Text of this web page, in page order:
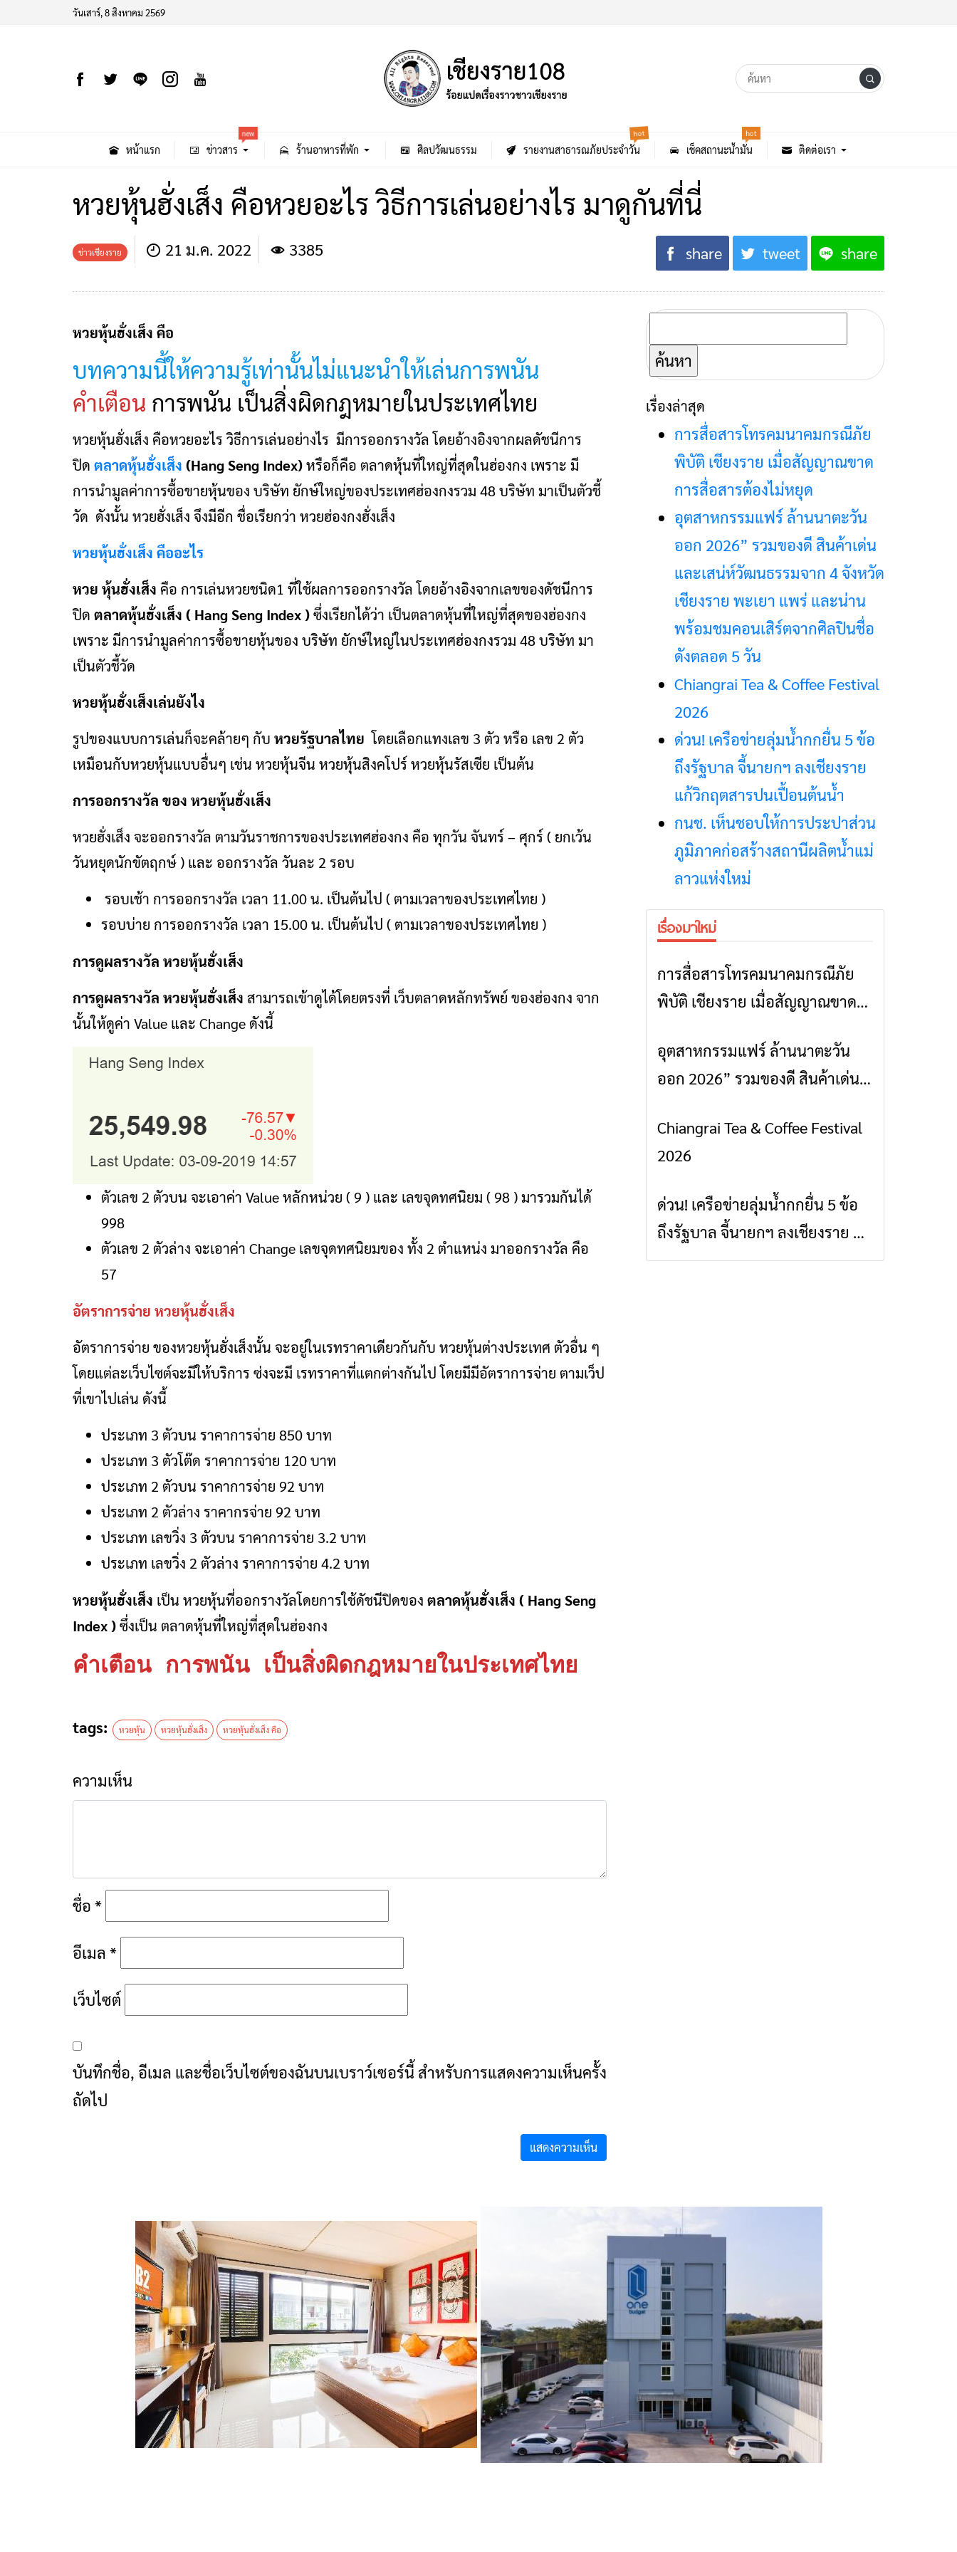
วันเสาร์, 8 สิงหาคม 2569
หน้าแรก ข่าวสาร
new
ร้านอาหารที่พัก ศิลปวัฒนธรรม รายงานสาธารณภัยประจำวัน
hot
เช็คสถานะน้ำมัน
hot
ติดต่อเรา
หวยหุ้นฮั่งเส็ง คือหวยอะไร วิธีการเล่นอย่างไร มาดูกันที่นี่
ข่าวเชียงราย 21 ม.ค. 2022 3385 share tweet share
หวยหุ้นฮั่งเส็ง คือ
บทความนี้ให้ความรู้เท่านั้นไม่แนะนำให้เล่นการพนัน
คำเตือน การพนัน เป็นสิ่งผิดกฎหมายในประเทศไทย
หวยหุ้นฮั่งเส็ง คือหวยอะไร วิธีการเล่นอย่างไร มีการออกรางวัล โดยอ้างอิงจากผลดัชนีการ
ปิด ตลาดหุ้นฮั่งเส็ง (Hang Seng Index)หรือก็คือ ตลาดหุ้นที่ใหญ่ที่สุดในฮ่องกง เพราะ มี
การนำมูลค่าการซื้อขายหุ้นของ บริษัท ยักษ์ใหญ่ของประเทศฮ่องกงรวม 48 บริษัท มาเป็นตัวชี้
วัด ดังนั้น หวยฮั่งเส็ง จึงมีอีก ชื่อเรียกว่า หวยฮ่องกงฮั่งเส็ง
หวยหุ้นฮั่งเส็ง คืออะไร
หวย หุ้นฮั่งเส็ง คือ การเล่นหวยชนิด1 ที่ใช้ผลการออกรางวัล โดยอ้างอิงจากเลขของดัชนีการ
ปิด ตลาดหุ้นฮั่งเส็ง ( Hang Seng Index )ซึ่งเรียกได้ว่า เป็นตลาดหุ้นที่ใหญ่ที่สุดของฮ่องกง
เพราะ มีการนำมูลค่าการซื้อขายหุ้นของ บริษัท ยักษ์ใหญ่ในประเทศฮ่องกงรวม 48 บริษัท มา
เป็นตัวชี้วัด
หวยหุ้นฮั่งเส็งเล่นยังไง
รูปของแบบการเล่นก็จะคล้ายๆ กับ หวยรัฐบาลไทย โดยเลือกแทงเลข 3 ตัว หรือ เลข 2 ตัว
เหมือนกับหวยหุ้นแบบอื่นๆ เช่น หวยหุ้นจีน หวยหุ้นสิงคโปร์ หวยหุ้นรัสเซีย เป็นต้น
การออกรางวัล ของ หวยหุ้นฮั่งเส็ง
หวยฮั่งเส็ง จะออกรางวัล ตามวันราชการของประเทศฮ่องกง คือ ทุกวัน จันทร์ – ศุกร์ ( ยกเว้น
วันหยุดนักขัตฤกษ์ ) และ ออกรางวัล วันละ 2 รอบ
รอบเช้า การออกรางวัล เวลา 11.00 น. เป็นต้นไป ( ตามเวลาของประเทศไทย )
รอบบ่าย การออกรางวัล เวลา 15.00 น. เป็นต้นไป ( ตามเวลาของประเทศไทย )
การดูผลรางวัล หวยหุ้นฮั่งเส็ง
การดูผลรางวัล หวยหุ้นฮั่งเส็ง สามารถเข้าดูได้โดยตรงที่ เว็บตลาดหลักทรัพย์ ของฮ่องกง จาก
นั้นให้ดูค่า Value และ Change ดังนี้
ตัวเลข 2 ตัวบน จะเอาค่า Value หลักหน่วย ( 9 ) และ เลขจุดทศนิยม ( 98 ) มารวมกันได้
998
ตัวเลข 2 ตัวล่าง จะเอาค่า Change เลขจุดทศนิยมของ ทั้ง 2 ตำแหน่ง มาออกรางวัล คือ
57
อัตราการจ่าย หวยหุ้นฮั่งเส็ง
อัตราการจ่าย ของหวยหุ้นฮั่งเส็งนั้น จะอยู่ในเรทราคาเดียวกันกับ หวยหุ้นต่างประเทศ ตัวอื่น ๆ
โดยแต่ละเว็บไซต์จะมีให้บริการ ซ่งจะมี เรทราคาที่แตกต่างกันไป โดยมีมีอัตราการจ่าย ตามเว็ป
ที่เขาไปเล่น ดังนี้
ประเภท 3 ตัวบน ราคาการจ่าย 850 บาท
ประเภท 3 ตัวโต๊ด ราคาการจ่าย 120 บาท
ประเภท 2 ตัวบน ราคาการจ่าย 92 บาท
ประเภท 2 ตัวล่าง ราคากรจ่าย 92 บาท
ประเภท เลขวิ่ง 3 ตัวบน ราคาการจ่าย 3.2 บาท
ประเภท เลขวิ่ง 2 ตัวล่าง ราคาการจ่าย 4.2 บาท
หวยหุ้นฮั่งเส็ง เป็น หวยหุ้นที่ออกรางวัลโดยการใช้ดัชนีปิดของ ตลาดหุ้นฮั่งเส็ง ( Hang Seng
Index )ซึ่งเป็น ตลาดหุ้นที่ใหญ่ที่สุดในฮ่องกง
คำเตือน การพนัน เป็นสิ่งผิดกฎหมายในประเทศไทย
tags: หวยหุ้น หวยหุ้นฮั่งเส็ง หวยหุ้นฮั่งเส็ง คือ
ความเห็น
ชื่อ *
อีเมล *
เว็บไซต์
บันทึกชื่อ, อีเมล และชื่อเว็บไซต์ของฉันบนเบราว์เซอร์นี้ สำหรับการแสดงความเห็นครั้ง
ถัดไป
ค้นหา
สำหรับ:
เรื่องล่าสุด
การสื่อสารโทรคมนาคมกรณีภัย
พิบัติ เชียงราย เมื่อสัญญาณขาด
การสื่อสารต้องไม่หยุด
อุตสาหกรรมแฟร์ ล้านนาตะวัน
ออก 2026” รวมของดี สินค้าเด่น
และเสน่ห์วัฒนธรรมจาก 4 จังหวัด
เชียงราย พะเยา แพร่ และน่าน
พร้อมชมคอนเสิร์ตจากศิลปินชื่อ
ดังตลอด 5 วัน
Chiangrai Tea & Coffee Festival
2026
ด่วน! เครือข่ายลุ่มน้ำกกยื่น 5 ข้อ
ถึงรัฐบาล จี้นายกฯ ลงเชียงราย
แก้วิกฤตสารปนเปื้อนต้นน้ำ
กนช. เห็นชอบให้การประปาส่วน
ภูมิภาคก่อสร้างสถานีผลิตน้ำแม่
ลาวแห่งใหม่
เรื่องมาใหม่
ข่าวเชียงราย
การสื่อสารโทรคมนาคมกรณีภัย
พิบัติ เชียงราย เมื่อสัญญาณขาด
ข่าวเชียงราย
อุตสาหกรรมแฟร์ ล้านนาตะวัน
ออก 2026” รวมของดี สินค้าเด่น
เชียงราย พะเยา แพร่ และน่าน
พร้อมชมคอนเสิร์ตจากศิลปินชื่อ
ข่าวเชียงราย
Chiangrai Tea & Coffee Festival
2026
ข่าวเชียงราย
ด่วน! เครือข่ายลุ่มน้ำกกยื่น 5 ข้อ
ถึงรัฐบาล จี้นายกฯ ลงเชียงราย แก้
วิกฤตสารปนเปื้อนต้นน้ำ